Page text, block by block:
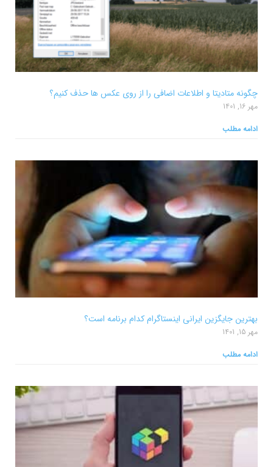
چگونه متادیتا و اطلاعات اضافی را از روی عکس ها حذف کنیم؟
مهر 16, 1401
ادامه مطلب
بهترین جایگزین ایرانی اینستاگرام کدام برنامه است؟
مهر 15, 1401
ادامه مطلب